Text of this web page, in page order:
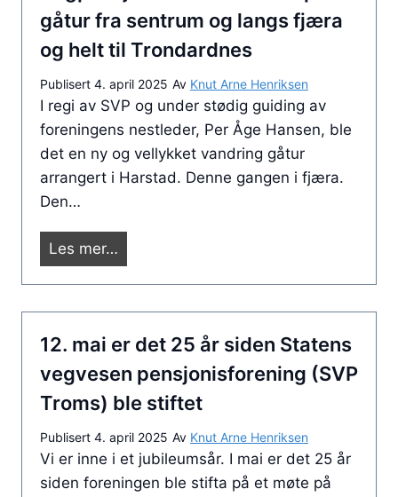
l
e
s
t
i
n
n
g
å
s
e
n
v
å
gåtur fra sentrum og langs fjæra
og helt til Trondardnes
Publisert 4. april 2025 Av Knut Arne Henriksen
I regi av SVP og under stødig guiding av
foreningens nestleder, Per Åge Hansen, ble
det en ny og vellykket vandring gåtur
arrangert i Harstad. Denne gangen i fjæra.
Den…
Les mer…
e
e
n
j
o
n
i
12. mai er det 25 år siden Statens
vegvesen pensjonisforening (SVP
Troms) ble stiftet
Publisert 4. april 2025 Av Knut Arne Henriksen
Vi er inne i et jubileumsår. I mai er det 25 år
siden foreningen ble stifta på et møte på